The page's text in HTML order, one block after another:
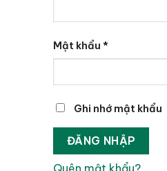
Mật khẩu *Bắt
buộc
Ghi nhớ mật khẩu
ĐĂNG NHẬP